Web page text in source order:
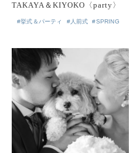
TAKAYA＆KIYOKO〈party〉
#挙式＆パーティ #人前式 #SPRING